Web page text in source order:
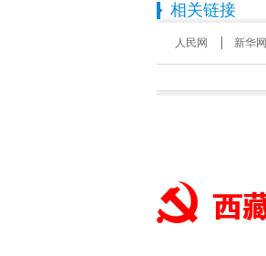
相关链接
人民网 新华网